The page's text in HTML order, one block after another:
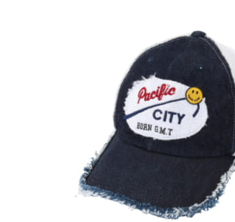
オンラインストアでみる